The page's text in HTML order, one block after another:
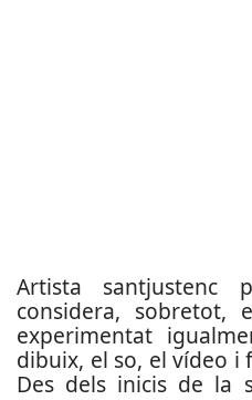
Artista santjustenc
considera, sobretot,
experimentat
dibuix, el so, el vídeo i
Des dels inicis de la